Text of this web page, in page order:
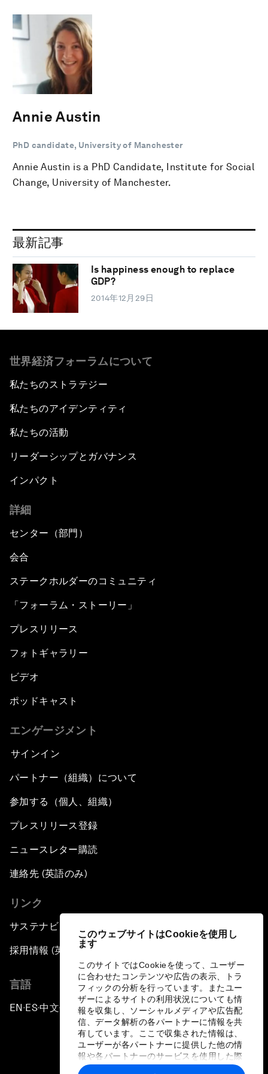
このウェブサイトはCookieを使用し
ます
このサイトではCookieを使って、ユーザー
に合わせたコンテンツや広告の表示、トラ
フィックの分析を行っています。またユー
ザーによるサイトの利用状況についても情
報を収集し、ソーシャルメディアや広告配
信、データ解析の各パートナーに情報を共
有しています。ここで収集された情報は、
ユーザーが各パートナーに提供した他の情
報や各パートナーのサービスを使用した際
に収集された情報と組み合わされ、各パー
Annie Austin
PhD candidate, University of Manchester
Annie Austin is a PhD Candidate, Institute for Social
Change, University of Manchester.
最新記事
Is happiness enough to replace
GDP?
2014年12月29日
世界経済フォーラムについて
私たちのストラテジー
私たちのアイデンティティ
私たちの活動
リーダーシップとガバナンス
インパクト
詳細
センター（部門）
会合
ステークホルダーのコミュニティ
「フォーラム・ストーリー」
プレスリリース
フォトギャラリー
ビデオ
ポッドキャスト
エンゲージメント
サインイン
パートナー（組織）について
参加する（個人、組織）
プレスリリース登録
ニュースレター購読
連絡先 (英語のみ)
リンク
サステナビリティへの取り組み
採用情報 (英語のみ)
言語
EN ▪ES▪中文▪ 日本語